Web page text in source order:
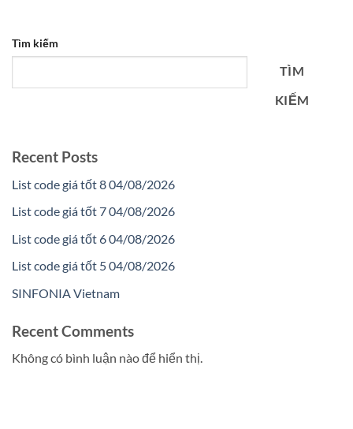
Tìm kiếm
TÌM
KIẾM
Recent Posts
List code giá tốt 8 04/08/2026
List code giá tốt 7 04/08/2026
List code giá tốt 6 04/08/2026
List code giá tốt 5 04/08/2026
SINFONIA Vietnam
Recent Comments
Không có bình luận nào để hiển thị.